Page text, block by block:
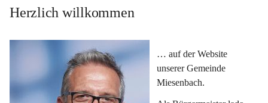
Herzlich willkommen
… auf der Website
unserer Gemeinde
Miesenbach.